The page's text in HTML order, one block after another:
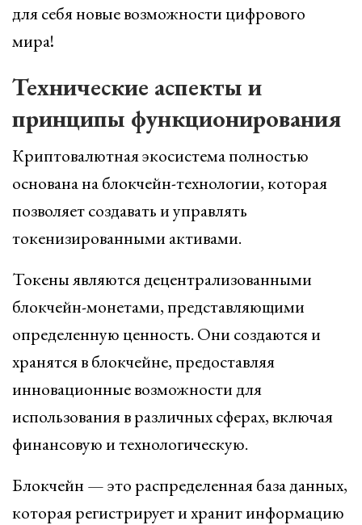
для себя новые возможности цифрового
мира!
Технические аспекты и
принципы функционирования
Криптовалютная экосистема полностью
основана на блокчейн-технологии, которая
позволяет создавать и управлять
токенизированными активами.
Токены являются децентрализованными
блокчейн-монетами, представляющими
определенную ценность. Они создаются и
хранятся в блокчейне, предоставляя
инновационные возможности для
использования в различных сферах, включая
финансовую и технологическую.
Блокчейн — это распределенная база данных,
которая регистрирует и хранит информацию